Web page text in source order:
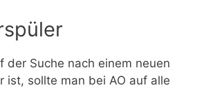
der Suche nach einem neuen
ist, sollte man bei AO auf alle